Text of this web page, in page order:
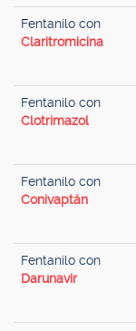
Fentanilo con
Claritromicina
Fentanilo con
Clotrimazol
Fentanilo con
Conivaptán
Fentanilo con
Darunavir